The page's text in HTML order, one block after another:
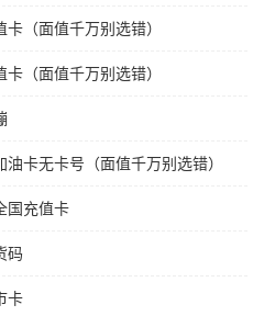
（面值千万别选错）
（面值千万别选错）
卡无卡号（面值千万别选错）
国充值卡
码
卡